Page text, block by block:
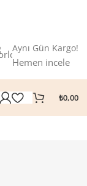
Aynı Gün Kargo!
Hemen incele
₺0,00